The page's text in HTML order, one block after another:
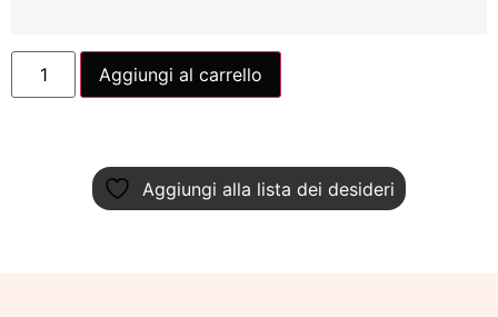
Aggiungi al carrello
Aggiungi alla lista dei desideri